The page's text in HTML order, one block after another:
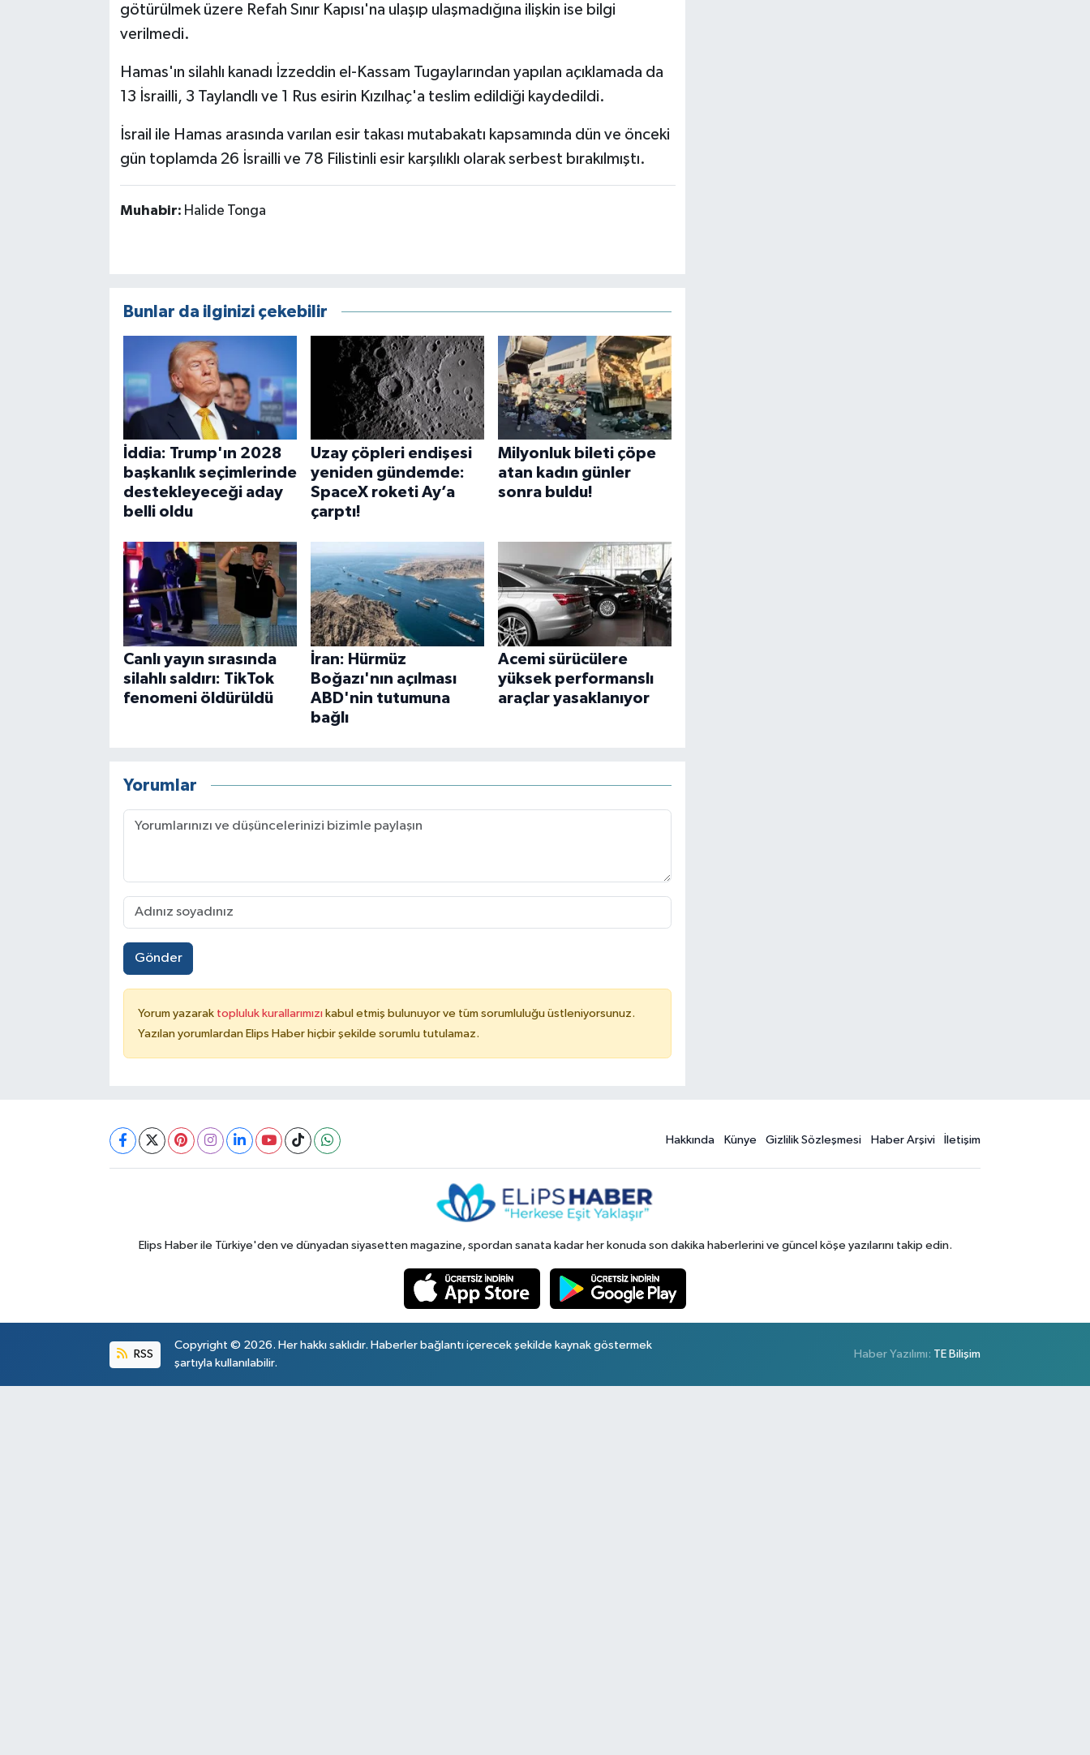
götürülmek üzere Refah Sınır Kapısı'na ulaşıp ulaşmadığına ilişkin ise bilgi
verilmedi.
Hamas'ın silahlı kanadı İzzeddin el-Kassam Tugaylarından yapılan açıklamada da
13 İsrailli, 3 Taylandlı ve 1 Rus esirin Kızılhaç'a teslim edildiği kaydedildi.
İsrail ile Hamas arasında varılan esir takası mutabakatı kapsamında dün ve önceki
gün toplamda 26 İsrailli ve 78 Filistinli esir karşılıklı olarak serbest bırakılmıştı.
Muhabir: Halide Tonga
Bunlar da ilginizi çekebilir
İddia: Trump'ın 2028
başkanlık seçimlerinde
destekleyeceği aday
belli oldu
Uzay çöpleri endişesi
yeniden gündemde:
SpaceX roketi Ay’a
çarptı!
Milyonluk bileti çöpe
atan kadın günler
sonra buldu!
Canlı yayın sırasında
silahlı saldırı: TikTok
fenomeni öldürüldü
İran: Hürmüz
Boğazı'nın açılması
ABD'nin tutumuna
bağlı
Acemi sürücülere
yüksek performanslı
araçlar yasaklanıyor
Yorumlar
Gönder
Yorum yazarak topluluk kurallarımızı kabul etmiş bulunuyor ve tüm sorumluluğu üstleniyorsunuz.
Yazılan yorumlardan Elips Haber hiçbir şekilde sorumlu tutulamaz.
Hakkında Künye Gizlilik Sözleşmesi Haber Arşivi İletişim
Elips Haber ile Türkiye'den ve dünyadan siyasetten magazine, spordan sanata kadar her konuda son dakika haberlerini ve güncel köşe yazılarını takip edin.
RSS
Copyright © 2026. Her hakkı saklıdır. Haberler bağlantı içerecek şekilde kaynak göstermek
şartıyla kullanılabilir.
Haber Yazılımı: TE Bilişim